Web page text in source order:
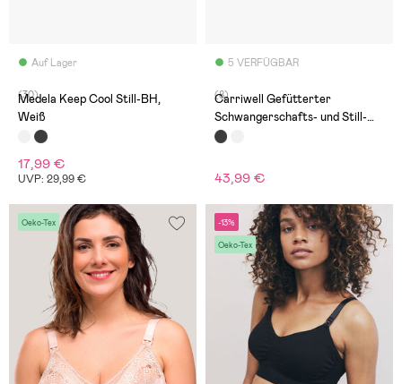
Auf Lager
(30)
Medela Keep Cool Still-BH,
Weiß
17,99 €
UVP: 29,99 €
5 VERFÜGBAR
(8)
Carriwell Gefütterter
Schwangerschafts- und Still-
BH, Schwarz
43,99 €
Oeko-Tex -13%
Oeko-Tex